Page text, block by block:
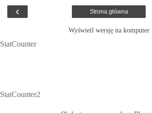
‹ Strona główna
Wyświetl wersję na komputer
StatCounter
StatCounter2